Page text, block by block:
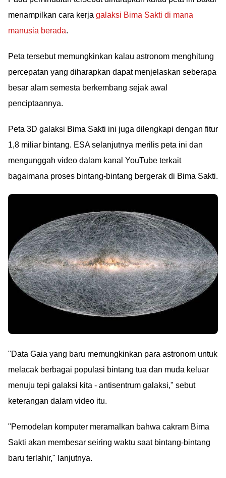
menampilkan cara kerja galaksi Bima Sakti di mana
manusia berada.
Peta tersebut memungkinkan kalau astronom menghitung
percepatan yang diharapkan dapat menjelaskan seberapa
besar alam semesta berkembang sejak awal
penciptaannya.
Peta 3D galaksi Bima Sakti ini juga dilengkapi dengan fitur
1,8 miliar bintang. ESA selanjutnya merilis peta ini dan
mengunggah video dalam kanal YouTube terkait
bagaimana proses bintang-bintang bergerak di Bima Sakti.
"Data Gaia yang baru memungkinkan para astronom untuk
melacak berbagai populasi bintang tua dan muda keluar
menuju tepi galaksi kita - antisentrum galaksi," sebut
keterangan dalam video itu.
"Pemodelan komputer meramalkan bahwa cakram Bima
Sakti akan membesar seiring waktu saat bintang-bintang
baru terlahir," lanjutnya.